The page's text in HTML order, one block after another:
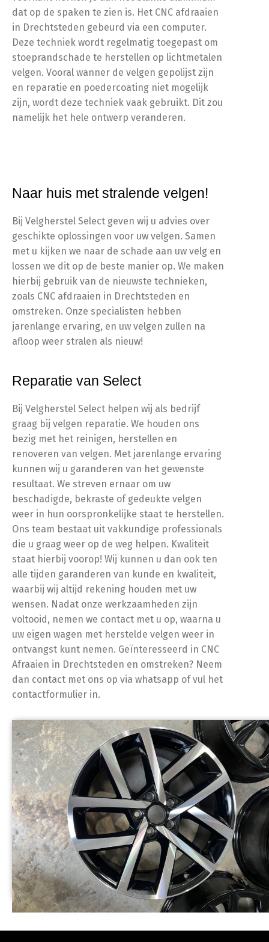
dat op de spaken te zien is. Het CNC afdraaien
in Drechtsteden gebeurd via een computer.
Deze techniek wordt regelmatig toegepast om
stoeprandschade te herstellen op lichtmetalen
velgen. Vooral wanner de velgen gepolijst zijn
en reparatie en poedercoating niet mogelijk
zijn, wordt deze techniek vaak gebruikt. Dit zou
namelijk het hele ontwerp veranderen.
Naar huis met stralende velgen!
Bij Velgherstel Select geven wij u advies over
geschikte oplossingen voor uw velgen. Samen
met u kijken we naar de schade aan uw velg en
lossen we dit op de beste manier op. We maken
hierbij gebruik van de nieuwste technieken,
zoals CNC afdraaien in Drechtsteden en
omstreken. Onze specialisten hebben
jarenlange ervaring, en uw velgen zullen na
afloop weer stralen als nieuw!
Reparatie van Select
Bij Velgherstel Select helpen wij als bedrijf
graag bij velgen reparatie. We houden ons
bezig met het reinigen, herstellen en
renoveren van velgen. Met jarenlange ervaring
kunnen wij u garanderen van het gewenste
resultaat. We streven ernaar om uw
beschadigde, bekraste of gedeukte velgen
weer in hun oorspronkelijke staat te herstellen.
Ons team bestaat uit vakkundige professionals
die u graag weer op de weg helpen. Kwaliteit
staat hierbij voorop! Wij kunnen u dan ook ten
alle tijden garanderen van kunde en kwaliteit,
waarbij wij altijd rekening houden met uw
wensen. Nadat onze werkzaamheden zijn
voltooid, nemen we contact met u op, waarna u
uw eigen wagen met herstelde velgen weer in
ontvangst kunt nemen. Geïnteresseerd in CNC
Afraaien in Drechtsteden en omstreken? Neem
dan contact met ons op via whatsapp of vul het
contactformulier in.